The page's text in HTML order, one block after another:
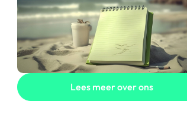
Lees meer over ons